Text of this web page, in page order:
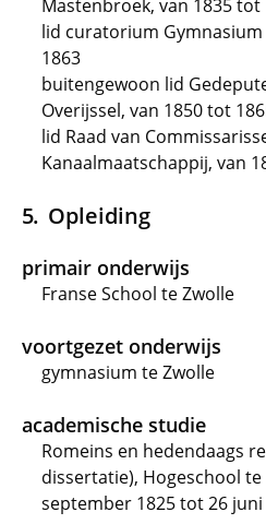
Mastenbroek, van 1835 tot
lid curatorium
1863
buitengewoon lid
Overijssel, van 1850 tot
lid Raad van
Kanaalmaatschappij, van
Opleiding
primair onderwijs
Franse School te Zwolle
voortgezet onderwijs
gymnasium te Zwolle
academische studie
Romeins en hedendaags
dissertatie), Hogeschool
september 1825 tot 26 juni